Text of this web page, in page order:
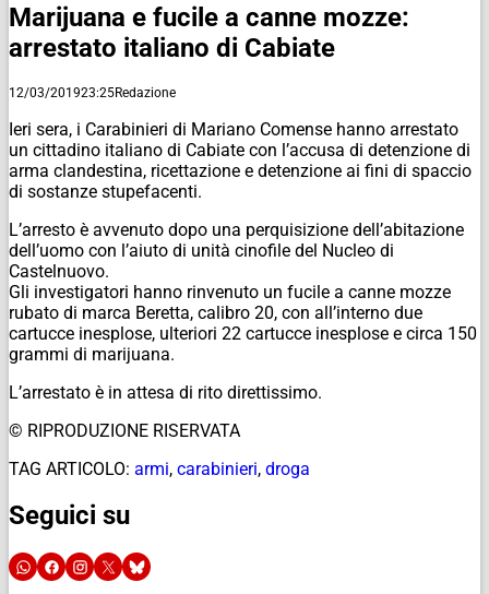
Marijuana e fucile a canne mozze:
arrestato italiano di Cabiate
12/03/201923:25Redazione
Ieri sera, i Carabinieri di Mariano Comense hanno arrestato
un cittadino italiano di Cabiate con l’accusa di detenzione di
arma clandestina, ricettazione e detenzione ai fini di spaccio
di sostanze stupefacenti.
L’arresto è avvenuto dopo una perquisizione dell’abitazione
dell’uomo con l’aiuto di unità cinofile del Nucleo di
Castelnuovo.
Gli investigatori hanno rinvenuto un fucile a canne mozze
rubato di marca Beretta, calibro 20, con all’interno due
cartucce inesplose, ulteriori 22 cartucce inesplose e circa 150
grammi di marijuana.
L’arrestato è in attesa di rito direttissimo.
© RIPRODUZIONE RISERVATA
TAG ARTICOLO: armi, carabinieri, droga
Seguici su